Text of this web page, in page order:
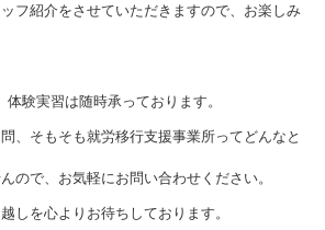
フ紹介をさせていただきますので、お楽しみ
験実習は随時承っております。
、そもそも就労移行支援事業所ってどんなと
ので、お気軽にお問い合わせください。
しを心よりお待ちしております。